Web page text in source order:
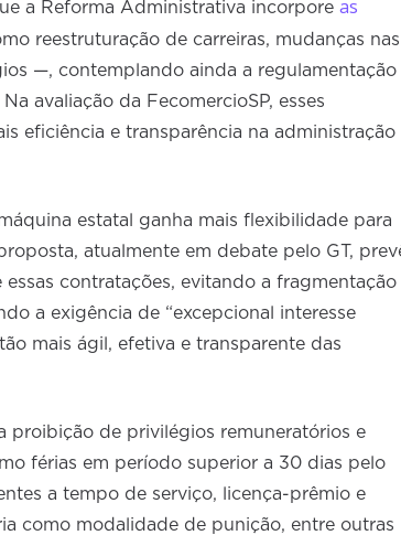
a Reforma Administrativa incorpore as
reestruturação de carreiras, mudanças nas
—, contemplando ainda a regulamentação
avaliação da FecomercioSP, esses
eficiência e transparência na administração
estatal ganha mais flexibilidade para
atualmente em debate pelo GT,
contratações, evitando a fragmentação
a exigência de “excepcional interesse
mais ágil, efetiva e transparente das
proibição de privilégios remuneratórios e
férias em período superior a 30 dias pelo
a tempo de serviço, licença-prêmio e
como modalidade de punição, entre outras